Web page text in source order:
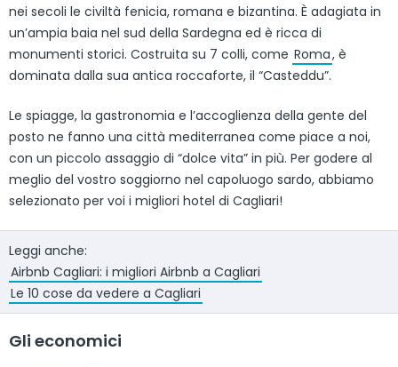
nei secoli le civiltà fenicia, romana e bizantina. È adagiata in
un’ampia baia nel sud della Sardegna ed è ricca di
monumenti storici. Costruita su 7 colli, come Roma, è
dominata dalla sua antica roccaforte, il “Casteddu”.
Le spiagge, la gastronomia e l’accoglienza della gente del
posto ne fanno una città mediterranea come piace a noi,
con un piccolo assaggio di “dolce vita” in più. Per godere al
meglio del vostro soggiorno nel capoluogo sardo, abbiamo
selezionato per voi i migliori hotel di Cagliari!
Leggi anche:
Airbnb Cagliari: i migliori Airbnb a Cagliari
Le 10 cose da vedere a Cagliari
Gli economici